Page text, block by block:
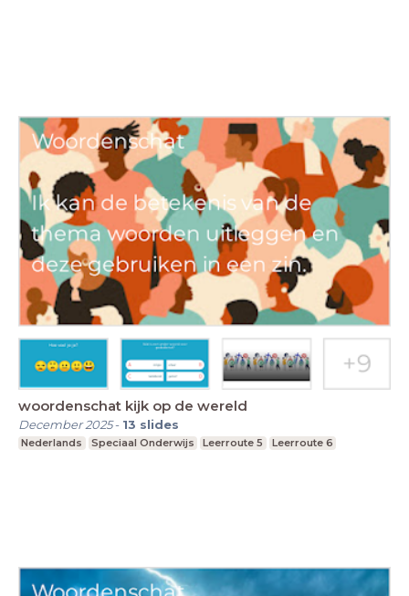
woordenschat kijk op de wereld
December 2025- 13 slides
Nederlands Speciaal Onderwijs Leerroute 5 Leerroute 6